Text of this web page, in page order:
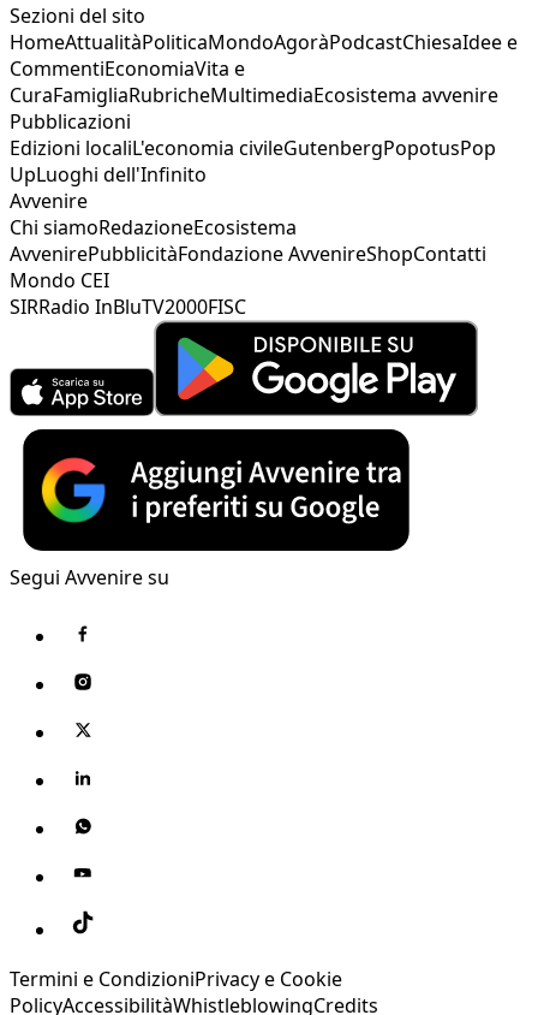
Sezioni del sito
HomeAttualitàPoliticaMondoAgoràPodcastChiesaIdee e
CommentiEconomiaVita e
CuraFamigliaRubricheMultimediaEcosistema avvenire
Pubblicazioni
Edizioni localiL'economia civileGutenbergPopotusPop
UpLuoghi dell'Infinito
Avvenire
Chi siamoRedazioneEcosistema
AvvenirePubblicitàFondazione AvvenireShopContatti
Mondo CEI
SIRRadio InBluTV2000FISC
Segui Avvenire su
Termini e CondizioniPrivacy e Cookie
PolicyAccessibilitàWhistleblowingCredits